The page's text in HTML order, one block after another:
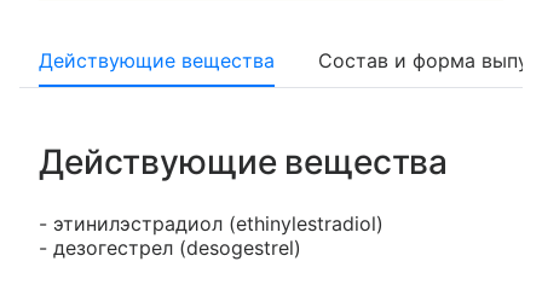
Действующие вещества Состав и форма
Действующие вещества
- этинилэстрадиол (ethinylestradiol)
- дезогестрел (desogestrel)